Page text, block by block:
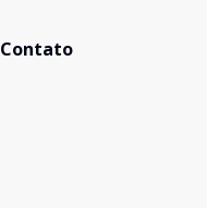
Contato